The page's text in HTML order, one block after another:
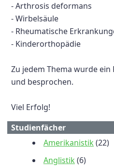
- Arthrosis deformans
- Wirbelsäule
- Rheumatische
- Kinderorthopädie
Zu jedem Thema wurde
und besprochen.
Viel Erfolg!
Studienfächer
Amerikanistik (22)
Anglistik (6)